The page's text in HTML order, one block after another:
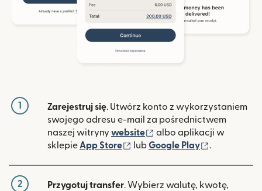
1 Zarejestruj się. Utwórz konto z wykorzystaniem
swojego adresu e-mail za pośrednictwem
naszej witryny website (otwiera się w nowym
albo aplikacji w
sklepieApp Store (otwiera się w nowym oknie)
lubGoogle Play (otwiera się
.
2 Przygotuj transfer. Wybierz walutę, kwotę,